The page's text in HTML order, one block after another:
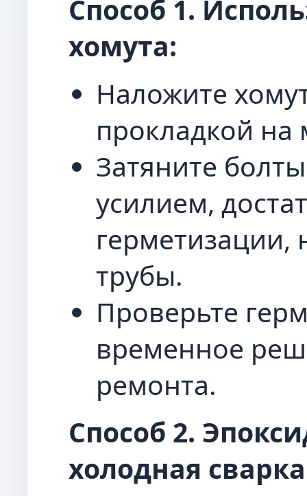
Способ 1.
хомута:
Наложите
прокладкой на
Затяните
усилием,
трубы.
Проверьте
временное
ремонта.
Способ 2.
холодная